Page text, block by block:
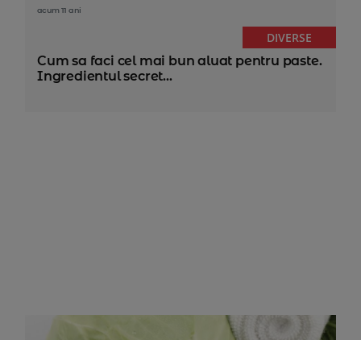
acum 11 ani
DIVERSE
Cum sa faci cel mai bun aluat pentru paste.
Ingredientul secret...